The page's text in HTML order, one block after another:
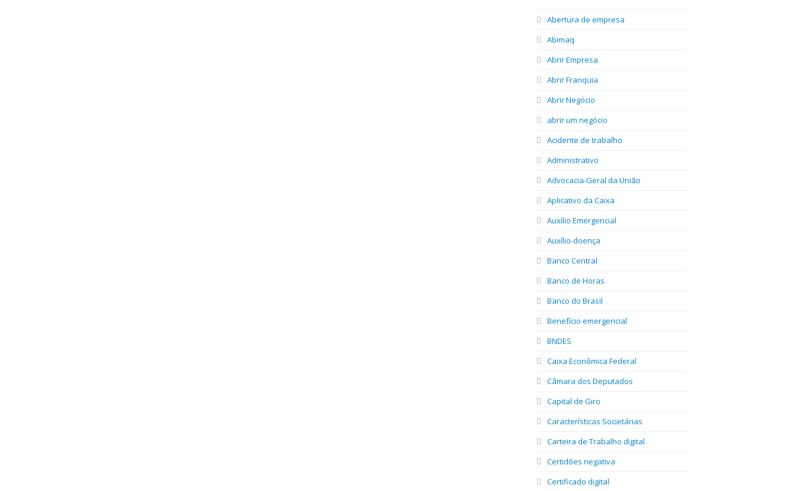
Abertura de empresa
Abimaq
Abrir Empresa
Abrir Franquia
Abrir Negócio
abrir um negócio
Acidente de trabalho
Administrativo
Advocacia-Geral da União
Aplicativo da Caixa
Auxílio Emergencial
Auxílio-doença
Banco Central
Banco de Horas
Banco do Brasil
Benefício emergencial
BNDES
Caixa Econômica Federal
Câmara dos Deputados
Capital de Giro
Características Societárias
Carteira de Trabalho digital
Certidões negativa
Certificado digital